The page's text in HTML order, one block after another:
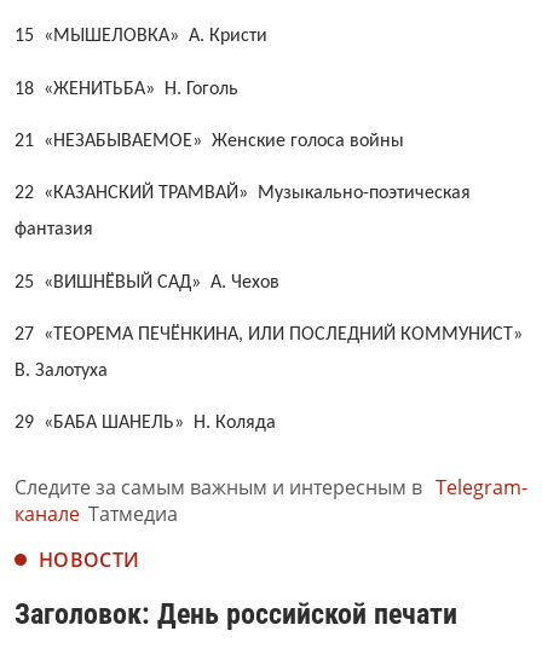
15 «МЫШЕЛОВКА» А. Кристи
18 «ЖЕНИТЬБА» Н. Гоголь
21 «НЕЗАБЫВАЕМОЕ» Женские голоса войны
22 «КАЗАНСКИЙ ТРАМВАЙ» Музыкально-поэтическая
фантазия
25 «ВИШНЁВЫЙ САД» А. Чехов
27 «ТЕОРЕМА ПЕЧЁНКИНА, ИЛИ ПОСЛЕДНИЙ КОММУНИСТ»
В. Залотуха
29 «БАБА ШАНЕЛЬ» Н. Коляда
Следите за самым важным и интересным в Telegram-
канале Татмедиа
НОВОСТИ
Заголовок: День российской печати